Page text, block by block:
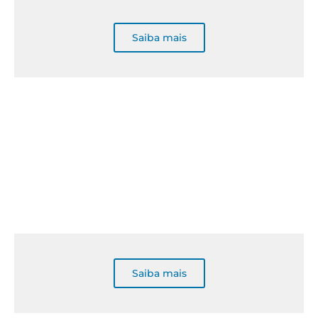
Saiba mais
Saiba mais